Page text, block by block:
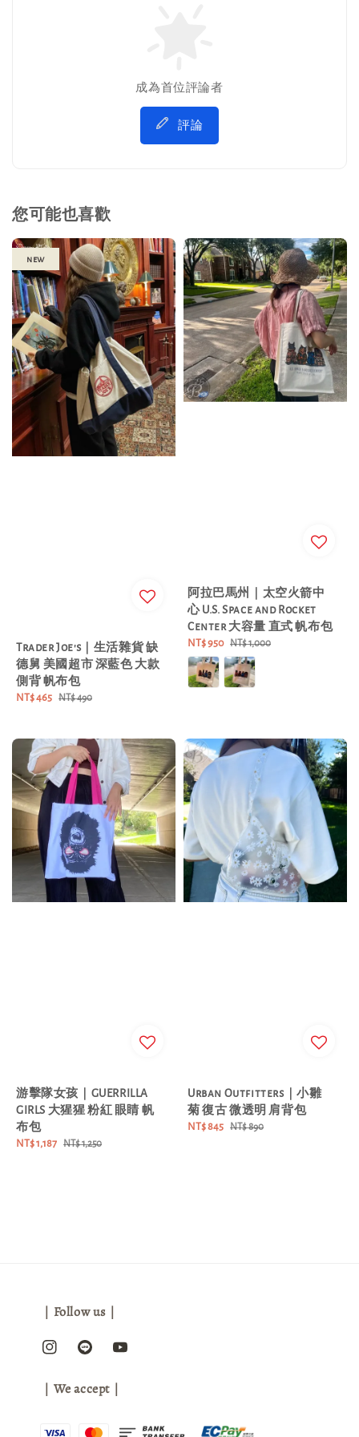
成為首位評論者
評論
您可能也喜歡
new
Trader Joe's｜生活雜貨 缺
德舅 美國超市 深藍色 大款
側背 帆布包
Sale
NT$ 465 Regular
NT$ 490
阿拉巴馬州｜太空火箭中
心 U.S. Space and Rocket
Center 大容量 直式 帆布包
Sale
price
NT$ 950 Regular
price
NT$ 1,000
游擊隊女孩｜GUERRILLA
GIRLS 大猩猩 粉紅 眼睛 帆
布包
Sale
NT$ 1,187 Regular
NT$ 1,250
Urban Outfitters｜小雛
菊 復古 微透明 肩背包
Sale
NT$ 845 Regular
NT$ 890
｜Follow us｜
｜We accept｜